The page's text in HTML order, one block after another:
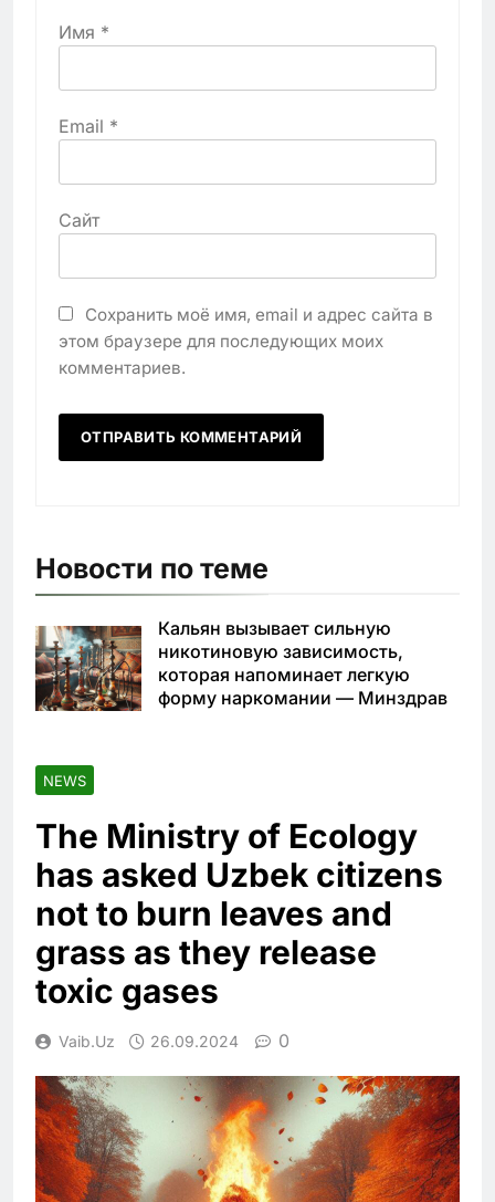
Имя *
Email *
Сайт
Сохранить моё имя, email и адрес сайта в
этом браузере для последующих моих
комментариев.
Новости по теме
Кальян вызывает сильную
никотиновую зависимость,
которая напоминает легкую
форму наркомании — Минздрав
NEWS
The Ministry of Ecology
has asked Uzbek citizens
not to burn leaves and
grass as they release
toxic gases
Vaib.uz 26.09.2024 0